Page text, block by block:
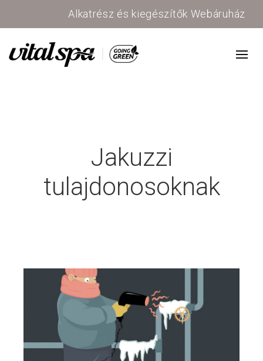
Alkatrész és kiegészítők Webáruház
Jakuzzi
tulajdonosoknak